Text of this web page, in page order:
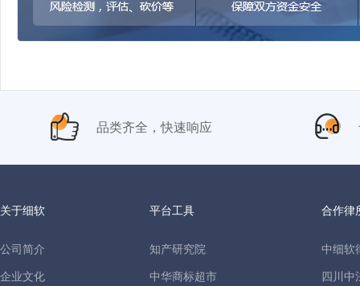
品类齐全，快速响应
关于细软
公司简介
企业文化
平台工具
知产研究院
中华商标超市
合作律
中细软
四川中